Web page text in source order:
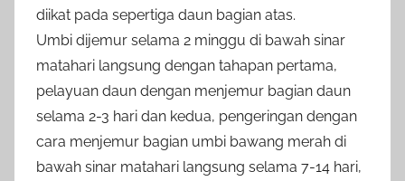
diikat pada sepertiga daun bagian atas.
Umbi dijemur selama 2 minggu di bawah sinar
matahari langsung dengan tahapan pertama,
pelayuan daun dengan menjemur bagian daun
selama 2-3 hari dan kedua, pengeringan dengan
cara menjemur bagian umbi bawang merah di
bawah sinar matahari langsung selama 7-14 hari,